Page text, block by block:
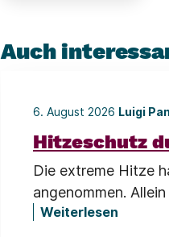
Auch
6. August 2026 Luigi
Hitzeschutz
Die extreme Hitze
angenommen.
Weiterlesen